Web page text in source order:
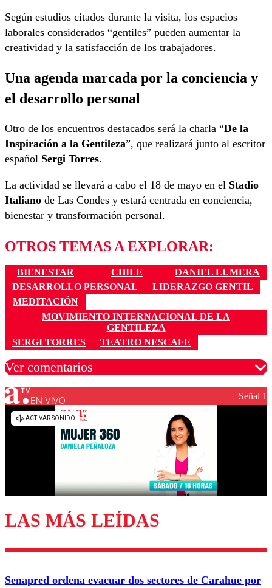
Según estudios citados durante la visita, los espacios
laborales considerados “gentiles” pueden aumentar la
creatividad y la satisfacción de los trabajadores.
Una agenda marcada por la conciencia y
el desarrollo personal
Otro de los encuentros destacados será la charla “De la
Inspiración a la Gentileza”, que realizará junto al escritor
español Sergi Torres.
La actividad se llevará a cabo el 18 de mayo en el Stadio
Italiano de Las Condes y estará centrada en conciencia,
bienestar y transformación personal.
OTROS TEMAS A EXPLORAR:
BIENESTAR CHILE
DANIEL LUMERA
DESARROLLO PERSONAL
LIDERAZGO GENTIL
MEDITACIÓN
MOVIMIENTO INTERNACIONAL DE LA
GENTILEZA
SERGI TORRES
TEATRO NESCAFE
Ver comentarios
Los comentarios son moderados para garantizar un
diálogo respetuoso.
Enviar comentario
EN VIVO Señal 1
LAS MÁS LEÍDAS
Senapred ordena evacuar dos sectores de Carahue por